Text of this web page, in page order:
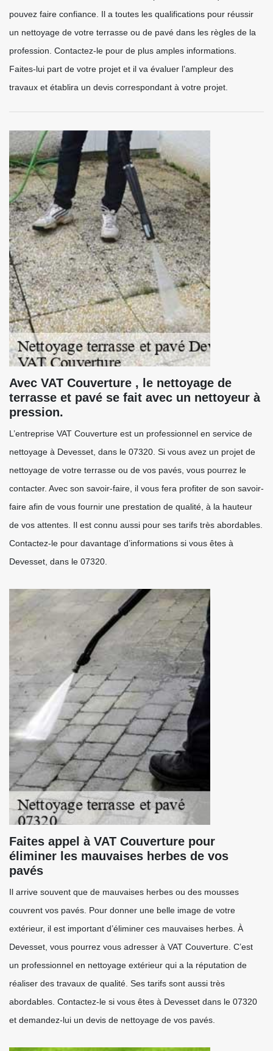
pouvez faire confiance. Il a toutes les qualifications pour réussir
un nettoyage de votre terrasse ou de pavé dans les règles de la
profession. Contactez-le pour de plus amples informations.
Faites-lui part de votre projet et il va évaluer l’ampleur des
travaux et établira un devis correspondant à votre projet.
Avec VAT Couverture , le nettoyage de
terrasse et pavé se fait avec un nettoyeur à
pression.
L’entreprise VAT Couverture est un professionnel en service de
nettoyage à Devesset, dans le 07320. Si vous avez un projet de
nettoyage de votre terrasse ou de vos pavés, vous pourrez le
contacter. Avec son savoir-faire, il vous fera profiter de son savoir-
faire afin de vous fournir une prestation de qualité, à la hauteur
de vos attentes. Il est connu aussi pour ses tarifs très abordables.
Contactez-le pour davantage d’informations si vous êtes à
Devesset, dans le 07320.
Faites appel à VAT Couverture pour
éliminer les mauvaises herbes de vos
pavés
Il arrive souvent que de mauvaises herbes ou des mousses
couvrent vos pavés. Pour donner une belle image de votre
extérieur, il est important d’éliminer ces mauvaises herbes. À
Devesset, vous pourrez vous adresser à VAT Couverture. C’est
un professionnel en nettoyage extérieur qui a la réputation de
réaliser des travaux de qualité. Ses tarifs sont aussi très
abordables. Contactez-le si vous êtes à Devesset dans le 07320
et demandez-lui un devis de nettoyage de vos pavés.